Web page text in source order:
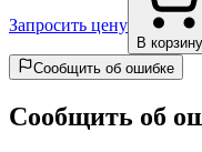
Запросить цену
В корзину
Сообщить об ошибке
Сообщить об